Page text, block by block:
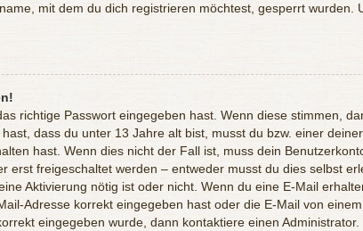
mit dem du dich registrieren möchtest, gesperrt wurden.
richtige Passwort eingegeben hast. Wenn diese stimmen,
dass du unter 13 Jahre alt bist, musst du bzw. einer
hast. Wenn dies nicht der Fall ist, muss dein
erst freigeschaltet werden – entweder musst du dies selbst
Aktivierung nötig ist oder nicht. Wenn du eine E-Mail
Adresse korrekt eingegeben hast oder die E-Mail von
eingegeben wurde, dann kontaktiere einen Administrator.